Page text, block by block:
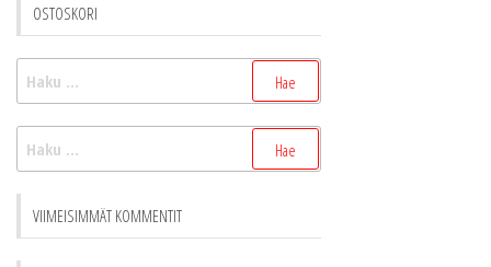
OSTOSKORI
VIIMEISIMMÄT KOMMENTIT